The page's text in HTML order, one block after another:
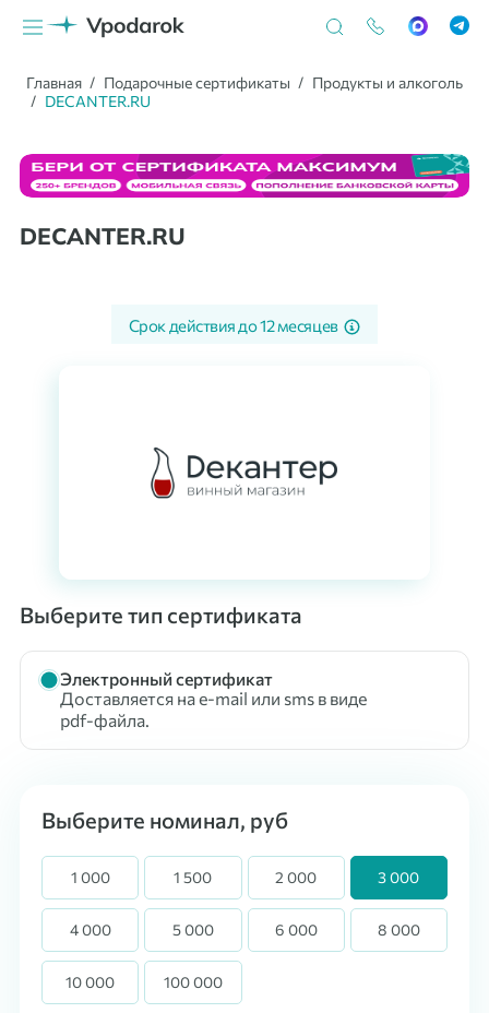
Главная Подарочные сертификаты
Продукты и алкоголь
DECANTER.RU
DECANTER.RU
Срок действия до12 месяцев
Выберите тип сертификата
Электронный сертификат
Доставляется на e-mail или sms в виде
pdf-файла.
Выберите номинал, руб
1 000 1 500 2 000 3 000
4 000 5 000 6 000 8 000
10 000 100 000